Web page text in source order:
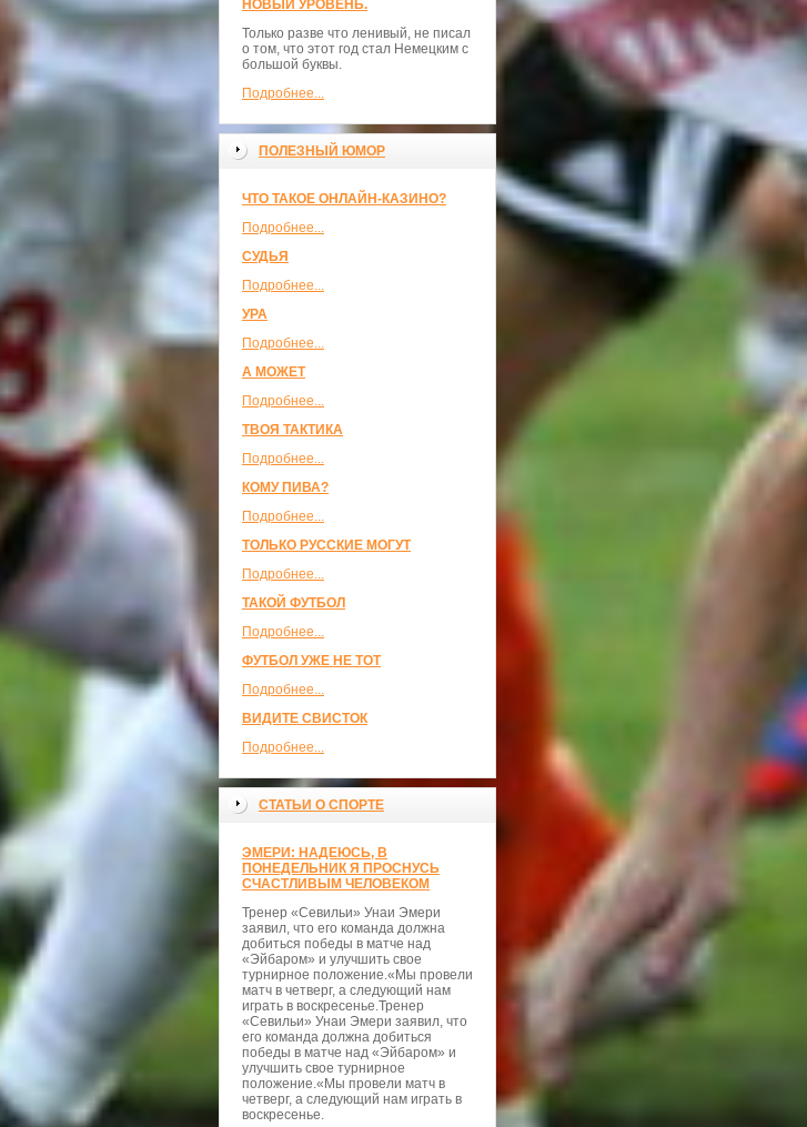
НОВЫЙ УРОВЕНЬ.
Только разве что ленивый, не писал
о том, что этот год стал Немецким с
большой буквы.
Подробнее...
ПОЛЕЗНЫЙ ЮМОР
ЧТО ТАКОЕ ОНЛАЙН-КАЗИНО?
Подробнее...
СУДЬЯ
Подробнее...
УРА
Подробнее...
А МОЖЕТ
Подробнее...
ТВОЯ ТАКТИКА
Подробнее...
КОМУ ПИВА?
Подробнее...
ТОЛЬКО РУССКИЕ МОГУТ
Подробнее...
ТАКОЙ ФУТБОЛ
Подробнее...
ФУТБОЛ УЖЕ НЕ ТОТ
Подробнее...
ВИДИТЕ СВИСТОК
Подробнее...
СТАТЬИ О СПОРТЕ
ЭМЕРИ: НАДЕЮСЬ, В
ПОНЕДЕЛЬНИК Я ПРОСНУСЬ
СЧАСТЛИВЫМ ЧЕЛОВЕКОМ
Тренер «Севильи» Унаи Эмери
заявил, что его команда должна
добиться победы в матче над
«Эйбаром» и улучшить свое
турнирное положение.«Мы провели
матч в четверг, а следующий нам
играть в воскресенье.Тренер
«Севильи» Унаи Эмери заявил, что
его команда должна добиться
победы в матче над «Эйбаром» и
улучшить свое турнирное
положение.«Мы провели матч в
четверг, а следующий нам играть в
воскресенье.